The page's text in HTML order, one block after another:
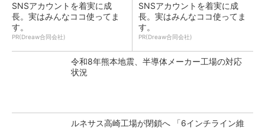
SNSアカウントを着実に成
長。実はみんなココ使ってま
す。
PR(Dreaw合同会社)
SNSアカウントを着実に成
長。実はみんなココ使ってま
す。
PR(Dreaw合同会社)
令和8年熊本地震、半導体メーカー工場の対応
状況
ルネサス高崎工場が閉鎖へ 「6インチライン維